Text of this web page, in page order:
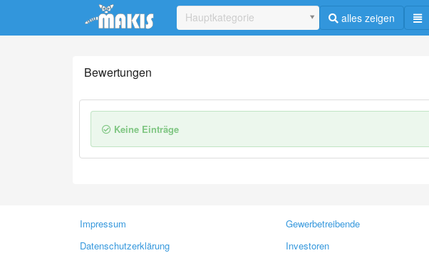
Update cookies preferences
Hauptkategorie alles zeigen
Bewertungen
Keine Einträge
Impressum
Datenschutzerklärung
Gewerbetreibende
Investoren